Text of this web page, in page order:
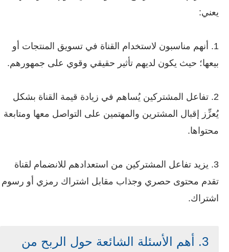
يعني:
1. أنهم مناسبون لاستخدام القناة في تسويق المنتجات أو
بيعها؛ حيث يكون لديهم تأثير حقيقي وقوي على جمهورهم.
2. تفاعل المشتركين يُساهم في زيادة قيمة القناة بشكل
يُعزِّز إقبال المشترين والمهتمين على التواصل معها ومتابعة
محتواها.
3. يزيد تفاعل المشتركين من استعدادهم للانضمام لقناة
تقدم محتوى حصري وجذاب مقابل اشتراك رمزي أو رسوم
اشتراك.
3. أهم الأسئلة الشائعة حول الربح من